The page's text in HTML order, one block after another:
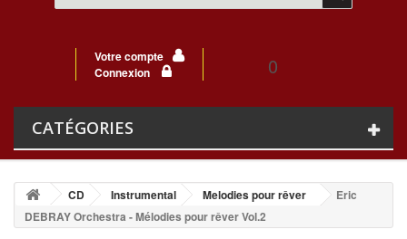
0
Votre compte
Connexion
CATÉGORIES
CD Instrumental Melodies pour rêver
Eric
DEBRAY Orchestra - Mélodies pour rêver Vol.2